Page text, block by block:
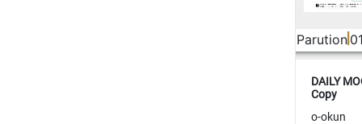
Parution
DAILY
Copy
o-okun